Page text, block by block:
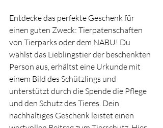
Entdecke das perfekte Geschenk für
einen guten Zweck: Tierpatenschaften
von Tierparks oder dem NABU! Du
wählst das Lieblingstier der beschenkten
Person aus, erhältst eine Urkunde mit
einem Bild des Schützlings und
unterstützt durch die Spende die Pflege
und den Schutz des Tieres. Dein
nachhaltiges Geschenk leistet einen